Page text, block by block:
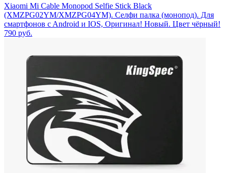
Xiaomi Mi Cable Monopod Selfie Stick Black
(XMZPG02YM/XMZPG04YM). Селфи палка (монопод). Для
смартфонов c Android и IOS, Оригинал! Новый. Цвет чёрный!
790 руб.